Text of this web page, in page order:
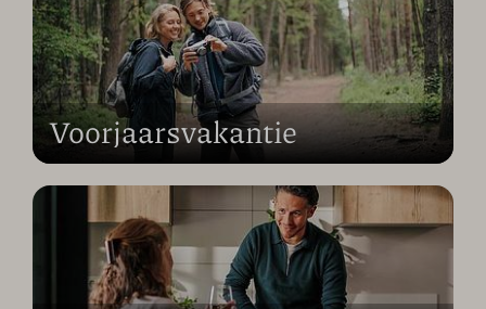
Voorjaarsvakantie